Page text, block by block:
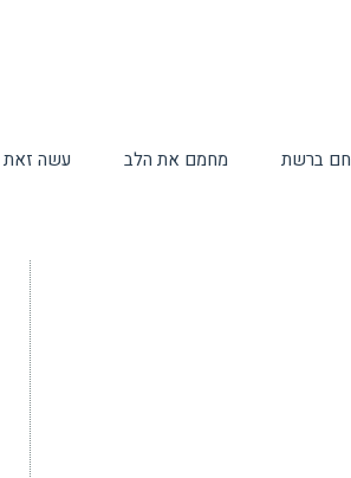
חם ברשת מחמם את הלב עשה זאת